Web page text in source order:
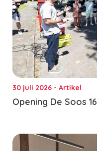
30 juli 2026 - Artikel
Opening De Soos 16